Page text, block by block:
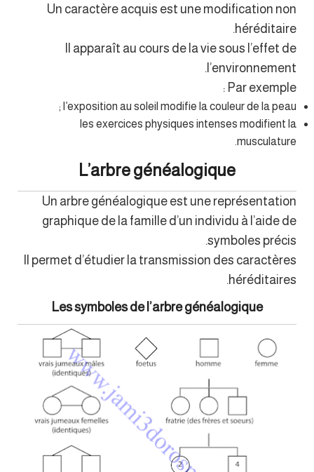
Un caractère acquis est une modification non
héréditaire.
Il apparaît au cours de la vie sous l’effet de
l’environnement.
Par exemple :
l’exposition au soleil modifie la couleur de la peau ;
les exercices physiques intenses modifient la
musculature.
L’arbre généalogique
Un arbre généalogique est une représentation
graphique de la famille d’un individu à l’aide de
symboles précis.
Il permet d’étudier la transmission des caractères
héréditaires.
Les symboles de l’arbre généalogique